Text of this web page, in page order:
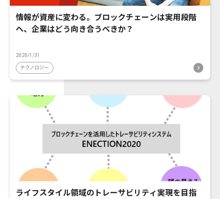
情報が資産に変わる。ブロックチェーンは実用段階
へ、企業はどう向き合うべきか？
2020/1/31
テクノロジー
ライフスタイル領域のトレーサビリティ実現を目指